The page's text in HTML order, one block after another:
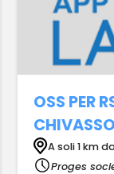
OSS PER
A soli 1 km
Proges